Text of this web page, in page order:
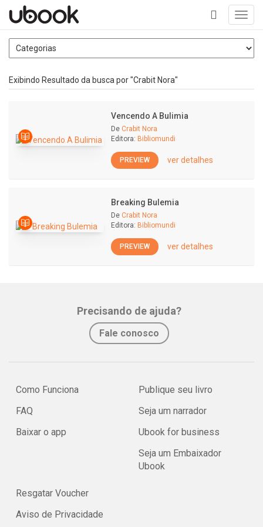
+
Exibindo Resultado da busca por "Crabit Nora"
Vencendo A Bulimia
De Crabit Nora
Editora: Bibliomundi
PREVIEW ver detalhes
Breaking Bulemia
De Crabit Nora
Editora: Bibliomundi
PREVIEW ver detalhes
Precisando de ajuda?
Fale conosco
Como Funciona
FAQ
Baixar o app
Publique seu livro
Seja um narrador
Ubook for business
Seja um Embaixador
Ubook
Resgatar Voucher
Aviso de Privacidade